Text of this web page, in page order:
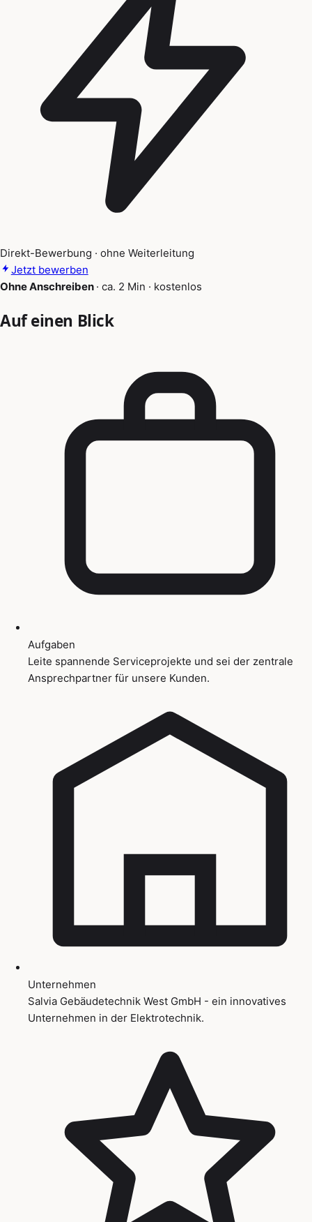
Direkt-Bewerbung · ohne Weiterleitung
Jetzt bewerben
Ohne Anschreiben · ca. 2 Min · kostenlos
Auf einen Blick
Aufgaben
Leite spannende Serviceprojekte und sei der zentrale
Ansprechpartner für unsere Kunden.
Unternehmen
Salvia Gebäudetechnik West GmbH - ein innovatives
Unternehmen in der Elektrotechnik.